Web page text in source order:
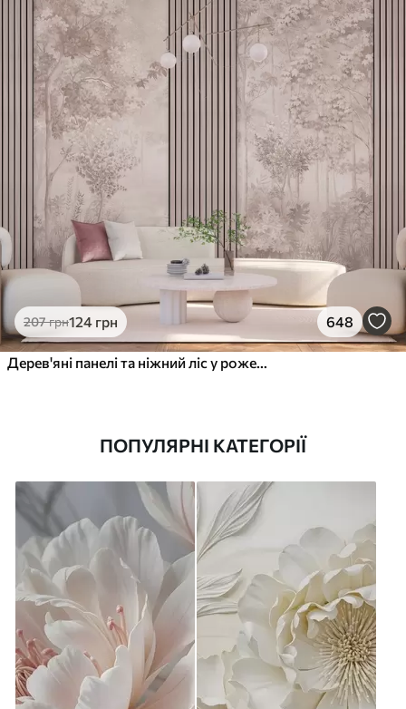
207грн124 грн 648
ПОПУЛЯРНІ КАТЕГОРІЇ